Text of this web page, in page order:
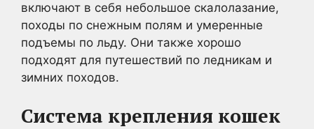
включают в себя небольшое скалолазание,
походы по снежным полям и умеренные
подъемы по льду. Они также хорошо
подходят для путешествий по ледникам и
зимних походов.
Система крепления кошек